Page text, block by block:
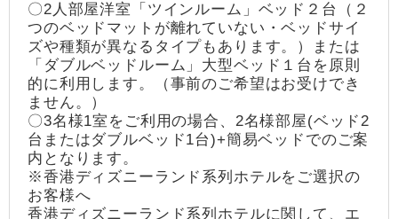
〇2人部屋洋室「ツインルーム」ベッド２台（２
つのベッドマットが離れていない・ベッドサイ
ズや種類が異なるタイプもあります。）または
「ダブルベッドルーム」大型ベッド１台を原則
的に利用します。（事前のご希望はお受けでき
ません。）
〇3名様1室をご利用の場合、2名様部屋(ベッド2
台またはダブルベッド1台)+簡易ベッドでのご案
内となります。
※香港ディズニーランド系列ホテルをご選択の
お客様へ
香港ディズニーランド系列ホテルに関して、エ